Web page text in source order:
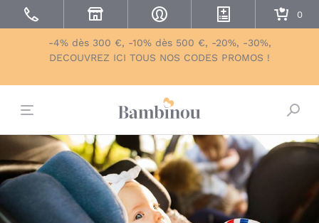
-4% dès 300 €, -10% dès 500 €, -20%, -30%,
DECOUVREZ ICI TOUS NOS CODES PROMOS !